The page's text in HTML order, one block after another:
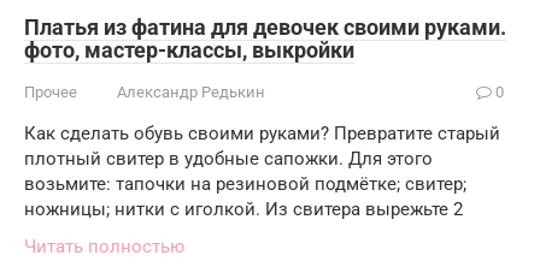
Платья из фатина для девочек своими руками.
фото, мастер-классы, выкройки
Прочее Александр Редькин 0
Как сделать обувь своими руками? Превратите старый
плотный свитер в удобные сапожки. Для этого
возьмите: тапочки на резиновой подмётке; свитер;
ножницы; нитки с иголкой. Из свитера вырежьте 2
Читать полностью